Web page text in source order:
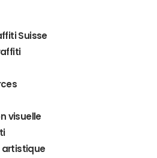
Suisse
visuelle